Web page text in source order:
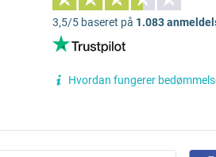
3,5/5 baseret på 1.083
Hvordan fungerer